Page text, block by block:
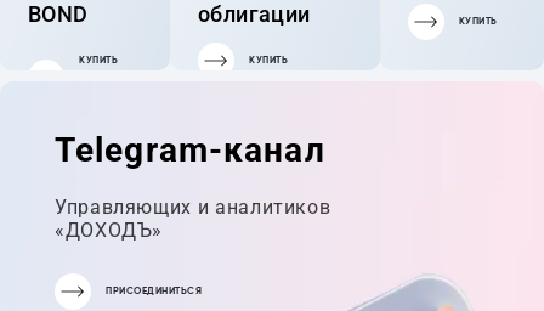
BOND
КУПИТЬ
облигации
КУПИТЬ
КУПИТЬ
Telegram-канал
Управляющих и аналитиков
«ДОХОДЪ»
ПРИСОЕДИНИТЬСЯ